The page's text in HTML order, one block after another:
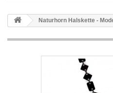
Naturhorn Halskette -